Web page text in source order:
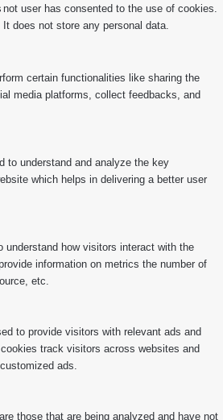
not user has consented to the use of cookies.
It does not store any personal data.
certain functionalities like sharing the
media platforms, collect feedbacks, and
to understand and analyze the key
which helps in delivering a better user
understand how visitors interact with the
information on metrics the number of
etc.
to provide visitors with relevant ads and
track visitors across websites and
ads.
those that are being analyzed and have not